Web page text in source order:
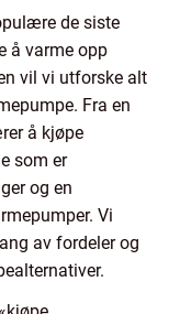
de siste
å varme opp
vil vi utforske alt
Fra en
å kjøpe
som er
og en
Vi
av fordeler og